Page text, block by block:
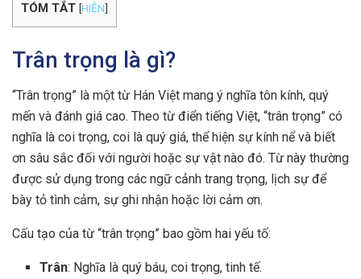
TÓM TẮT [HIỆN]
Trân trọng là gì?
“Trân trọng” là một từ Hán Việt mang ý nghĩa tôn kính, quý
mến và đánh giá cao. Theo từ điển tiếng Việt, “trân trọng” có
nghĩa là coi trọng, coi là quý giá, thể hiện sự kính nể và biết
ơn sâu sắc đối với người hoặc sự vật nào đó. Từ này thường
được sử dụng trong các ngữ cảnh trang trọng, lịch sự để
bày tỏ tình cảm, sự ghi nhận hoặc lời cảm ơn.
Cấu tạo của từ “trân trọng” bao gồm hai yếu tố:
Trân: Nghĩa là quý báu, coi trọng, tinh tế.